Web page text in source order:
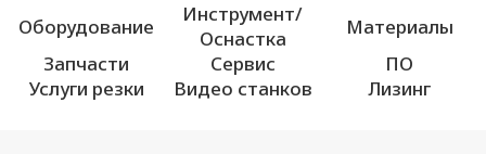
Оборудование
Инструмент/
Оснастка
Материалы
Запчасти
Сервис
ПО
Услуги резки
Видео станков Лизинг